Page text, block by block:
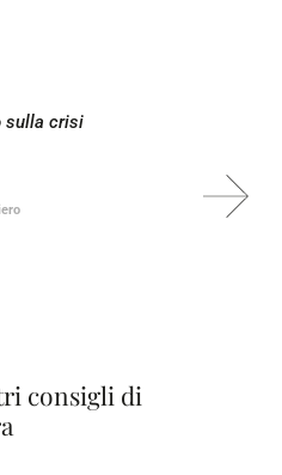
sulla crisi
consigli di